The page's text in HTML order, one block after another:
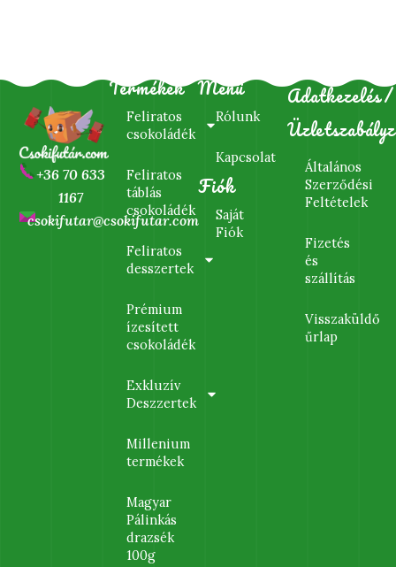
+36 70 633
1167
csokifutar@csokifutar.com
Termékek
Feliratos
csokoládék
Feliratos
táblás
csokoládék
Feliratos
desszertek
Prémium
ízesített
csokoládék
Exkluzív
Deszzertek
Millenium
termékek
Magyar
Pálinkás
drazsék
100g
Menü
Rólunk
Kapcsolat
Fiók
Saját
Fiók
Adatkezelés/
Általános
Szerződési
Feltételek
Fizetés
és
szállítás
Visszaküldő
űrlap